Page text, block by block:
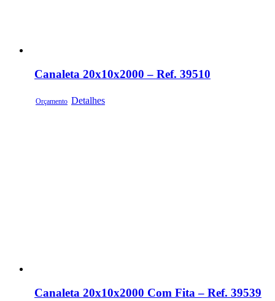
Canaleta 20x10x2000 – Ref. 39510
Orçamento Detalhes
Canaleta 20x10x2000 Com Fita – Ref. 39539